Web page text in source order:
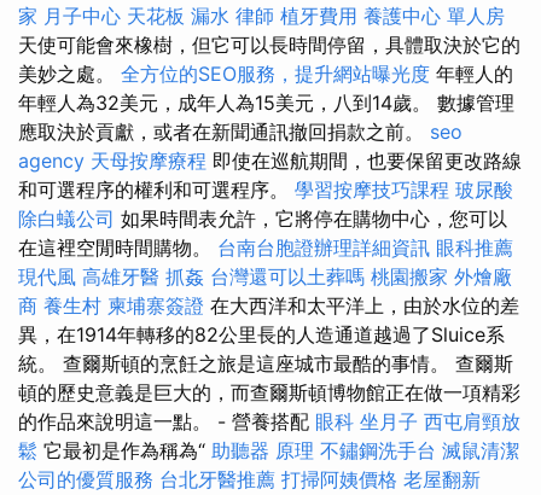
家 月子中心 天花板 漏水 律師 植牙費用 養護中心 單人房
天使可能會來橡樹，但它可以長時間停留，具體取決於它的
美妙之處。 全方位的SEO服務，提升網站曝光度 年輕人的
年輕人為32美元，成年人為15美元，八到14歲。 數據管理
應取決於貢獻，或者在新聞通訊撤回捐款之前。 seo
agency 天母按摩療程 即使在巡航期間，也要保留更改路線
和可選程序的權利和可選程序。 學習按摩技巧課程 玻尿酸
除白蟻公司 如果時間表允許，它將停在購物中心，您可以
在這裡空閒時間購物。 台南台胞證辦理詳細資訊 眼科推薦
現代風 高雄牙醫 抓姦 台灣還可以土葬嗎 桃園搬家 外燴廠
商 養生村 柬埔寨簽證 在大西洋和太平洋上，由於水位的差
異，在1914年轉移的82公里長的人造通道越過了Sluice系
統。 查爾斯頓的烹飪之旅是這座城市最酷的事情。 查爾斯
頓的歷史意義是巨大的，而查爾斯頓博物館正在做一項精彩
的作品來說明這一點。 - 營養搭配 眼科 坐月子 西屯肩頸放
鬆 它最初是作為稱為“ 助聽器 原理 不鏽鋼洗手台 滅鼠清潔
公司的優質服務 台北牙醫推薦 打掃阿姨價格 老屋翻新